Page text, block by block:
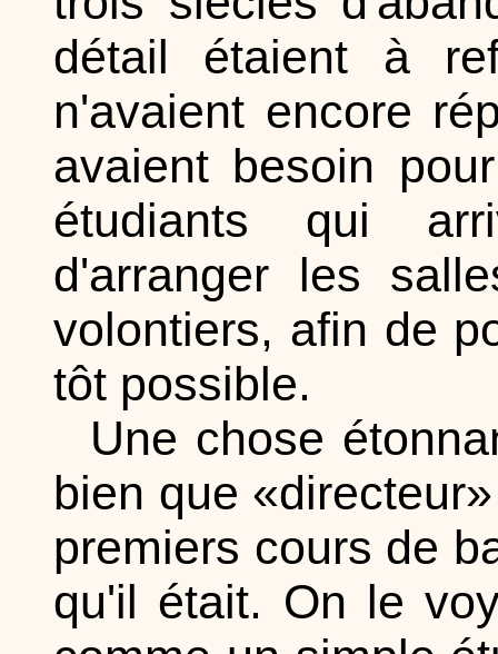
détail étaient à
n'avaient encore
avaient besoin
étudiants qui
d'arranger les
volontiers, afin de
tôt possible.
Une chose
bien que
premiers cours de
qu'il était. On le